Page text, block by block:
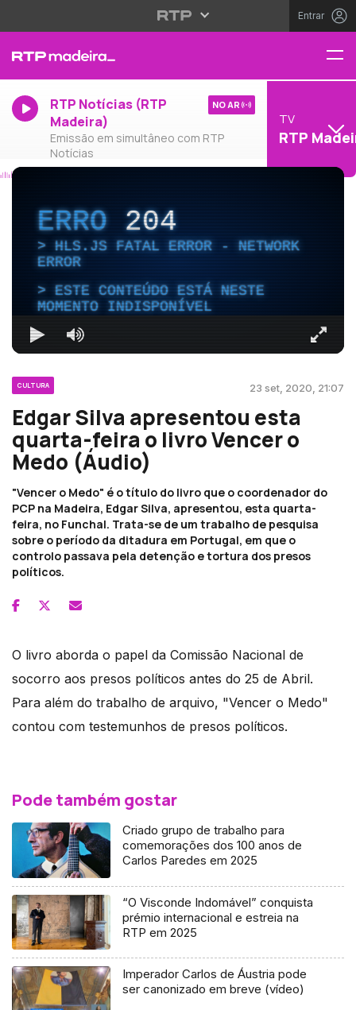
Entrar
RTP Notícias (RTP
Madeira)
Emissão em simultâneo com RTP
Notícias
NO AR
TV
RTP
ERRO204
HLS.JS FATAL ERROR - NETWORK
ERROR
ESTE CONTEÚDO ESTÁ NESTE
MOMENTO INDISPONÍVEL
CULTURA 23 set, 2020, 21:07
Edgar Silva apresentou esta
quarta-feira o livro Vencer o
Medo (Áudio)
"Vencer o Medo" é o título do livro que o coordenador do
PCP na Madeira, Edgar Silva, apresentou, esta quarta-
feira, no Funchal. Trata-se de um trabalho de pesquisa
sobre o período da ditadura em Portugal, em que o
controlo passava pela detenção e tortura dos presos
políticos.
O livro aborda o papel da Comissão Nacional de
socorro aos presos políticos antes do 25 de Abril.
Para além do trabalho de arquivo, "Vencer o Medo"
contou com testemunhos de presos políticos.
Pode também gostar
Criado grupo de trabalho para
comemorações dos 100 anos de
Carlos Paredes em 2025
“O Visconde Indomável” conquista
prémio internacional e estreia na
RTP em 2025
Imperador Carlos de Áustria pode
ser canonizado em breve (vídeo)